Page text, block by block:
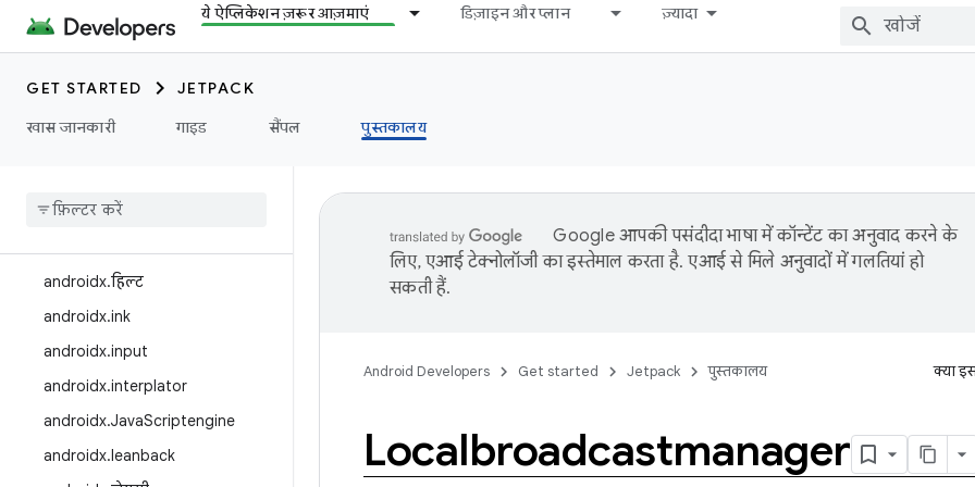
ये ऐप्लिकेशन ज़रूर आज़माएं डिज़ाइन और प्लान ज़्यादा
GET STARTED
JETPACK
खास जानकारी
गाइड सैंपल पुस्तकालय
androidx.glance
androidx.health
androidx.हिल्ट
androidx.ink
androidx.input
androidx.interplator
androidx.JavaScriptengine
androidx.leanback
Google आपकी पसंदीदा भाषा में कॉन्टेंट का अनुवाद करने के
लिए, एआई टेक्नोलॉजी का इस्तेमाल करता है. एआई से मिले अनुवादों में गलतियां हो
सकती हैं.
Android Developers Get started Jetpack पुस्तकालय क्या
Localbroadcastmanager